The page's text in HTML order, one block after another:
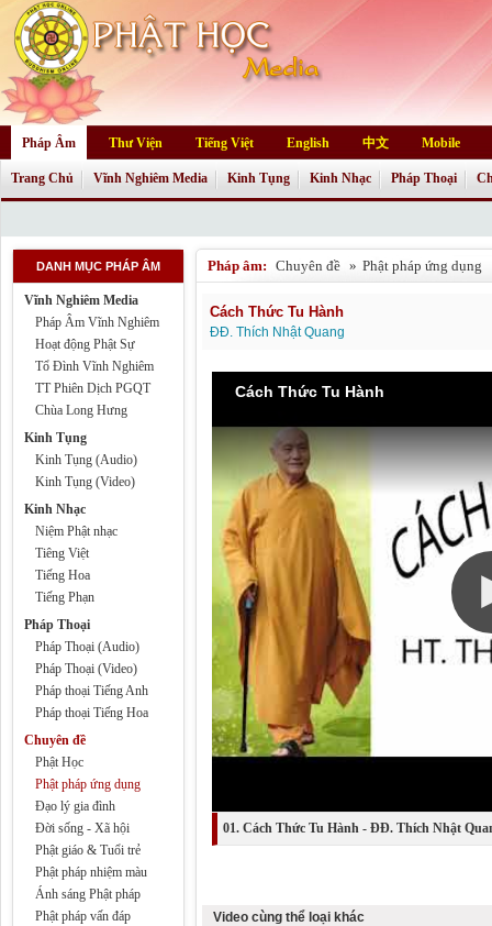
Pháp Âm Thư Viện Tiếng Việt English 中文 Mobile
Trang Chủ Vĩnh Nghiêm Media Kinh Tụng Kinh Nhạc Pháp Thoại
DANH MỤC PHÁP ÂM
Vĩnh Nghiêm Media
Pháp Âm Vĩnh Nghiêm
Hoạt động Phật Sự
Tổ Đình Vĩnh Nghiêm
TT Phiên Dịch PGQT
Chùa Long Hưng
Kinh Tụng
Kinh Tụng (Audio)
Kinh Tụng (Video)
Kinh Nhạc
Niệm Phật nhạc
Tiêng Việt
Tiếng Hoa
Tiếng Phạn
Pháp Thoại
Pháp Thoại (Audio)
Pháp Thoại (Video)
Pháp thoại Tiếng Anh
Pháp thoại Tiếng Hoa
Chuyên đề
Phật Học
Phật pháp ứng dụng
Đạo lý gia đình
Đời sống - Xã hội
Phật giáo & Tuổi trẻ
Phật pháp nhiệm màu
Ánh sáng Phật pháp
Phật pháp vấn đáp
Pháp âm: Chuyên đề » Phật pháp ứng dụng
Cách Thức Tu Hành
ĐĐ. Thích Nhật Quang
Cách Thức Tu Hành
01. Cách Thức Tu Hành - ĐĐ. Thích Nhật
Video cùng thể loại khác